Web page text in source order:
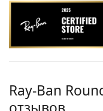
Ray-Ban